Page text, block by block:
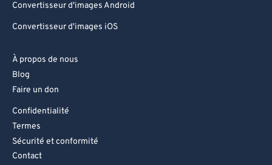
Convertisseur d'images Android
Convertisseur d'images iOS
À propos de nous
Blog
Faire un don
Confidentialité
Termes
Sécurité et conformité
Contact